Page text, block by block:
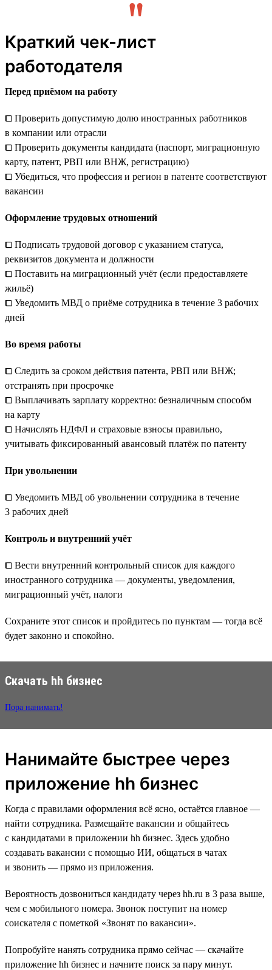
Краткий чек-лист
работодателя
Перед приёмом на работу
⧠ Проверить допустимую долю иностранных работников
в компании или отрасли
⧠ Проверить документы кандидата (паспорт, миграционную
карту, патент, РВП или ВНЖ, регистрацию)
⧠ Убедиться, что профессия и регион в патенте соответствуют
вакансии
Оформление трудовых отношений
⧠ Подписать трудовой договор с указанием статуса,
реквизитов документа и должности
⧠ Поставить на миграционный учёт (если предоставляете
жильё)
⧠ Уведомить МВД о приёме сотрудника в течение 3 рабочих
дней
Во время работы
⧠ Следить за сроком действия патента, РВП или ВНЖ;
отстранять при просрочке
⧠ Выплачивать зарплату корректно: безналичным способм
на карту
⧠ Начислять НДФЛ и страховые взносы правильно,
учитывать фиксированный авансовый платёж по патенту
При увольнении
⧠ Уведомить МВД об увольнении сотрудника в течение
3 рабочих дней
Контроль и внутренний учёт
⧠ Вести внутренний контрольный список для каждого
иностранного сотрудника — документы, уведомления,
миграционный учёт, налоги
Сохраните этот список и пройдитесь по пунктам — тогда всё
будет законно и спокойно.
Скачать hh бизнес
Пора нанимать!
Нанимайте быстрее через
приложение hh бизнес
Когда с правилами оформления всё ясно, остаётся главное —
найти сотрудника. Размещайте вакансии и общайтесь
с кандидатами в приложении hh бизнес. Здесь удобно
создавать вакансии с помощью ИИ, общаться в чатах
и звонить — прямо из приложения.
Вероятность дозвониться кандидату через hh.ru в 3 раза выше,
чем с мобильного номера. Звонок поступит на номер
соискателя с пометкой «Звонят по вакансии».
Попробуйте нанять сотрудника прямо сейчас — скачайте
приложение hh бизнес и начните поиск за пару минут.